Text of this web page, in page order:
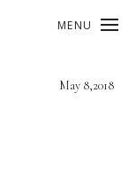
MENU
May 8,2018